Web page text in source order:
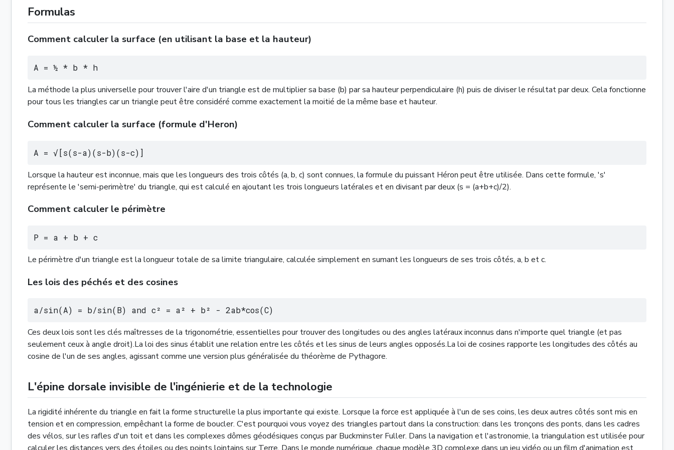
Formulas
Comment calculer la surface (en utilisant la base et la hauteur)
A = ½ * b * h
La méthode la plus universelle pour trouver l'aire d'un triangle est de multiplier sa base (b) par sa hauteur perpendiculaire (h) puis de diviser le résultat par deux. Cela fonctionne
pour tous les triangles car un triangle peut être considéré comme exactement la moitié de la même base et hauteur.
Comment calculer la surface (formule d'Heron)
A = √[s(s-a)(s-b)(s-c)]
Lorsque la hauteur est inconnue, mais que les longueurs des trois côtés (a, b, c) sont connues, la formule du puissant Héron peut être utilisée. Dans cette formule, 's'
représente le 'semi-perimètre' du triangle, qui est calculé en ajoutant les trois longueurs latérales et en divisant par deux (s = (a+b+c)/2).
Comment calculer le périmètre
P = a + b + c
Le périmètre d'un triangle est la longueur totale de sa limite triangulaire, calculée simplement en sumant les longueurs de ses trois côtés, a, b et c.
Les lois des péchés et des cosines
a/sin(A) = b/sin(B) and c² = a² + b² - 2ab*cos(C)
Ces deux lois sont les clés maîtresses de la trigonométrie, essentielles pour trouver des longitudes ou des angles latéraux inconnus dans n'importe quel triangle (et pas
seulement ceux à angle droit).La loi des sinus établit une relation entre les côtés et les sinus de leurs angles opposés.La loi de cosines rapporte les longitudes des côtés au
cosine de l'un de ses angles, agissant comme une version plus généralisée du théorème de Pythagore.
L'épine dorsale invisible de l'ingénierie et de la technologie
La rigidité inhérente du triangle en fait la forme structurelle la plus importante qui existe. Lorsque la force est appliquée à l'un de ses coins, les deux autres côtés sont mis en
tension et en compression, empêchant la forme de boucler. C'est pourquoi vous voyez des triangles partout dans la construction: dans les tronçons des ponts, dans les cadres
des vélos, sur les rafles d'un toit et dans les complexes dômes géodésiques conçus par Buckminster Fuller. Dans la navigation et l'astronomie, la triangulation est utilisée pour